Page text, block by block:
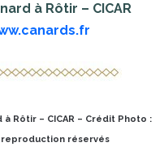
à Rôtir – CICAR
Rôtir – CICAR – Crédit Photo :
reproduction réservés